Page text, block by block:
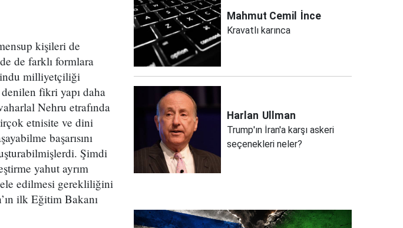
kişileri de
de farklı formlara
milliyetçiliği
fikri yapı daha
Nehru etrafında
etnisite ve dini
başarısını
Şimdi
yahut ayrım
edilmesi gerekliliğini
ilk Eğitim Bakanı
Mahmut Cemil İnce
Kravatlı karınca
Harlan Ullman
Trump'ın İran'a karşı askeri
seçenekleri neler?